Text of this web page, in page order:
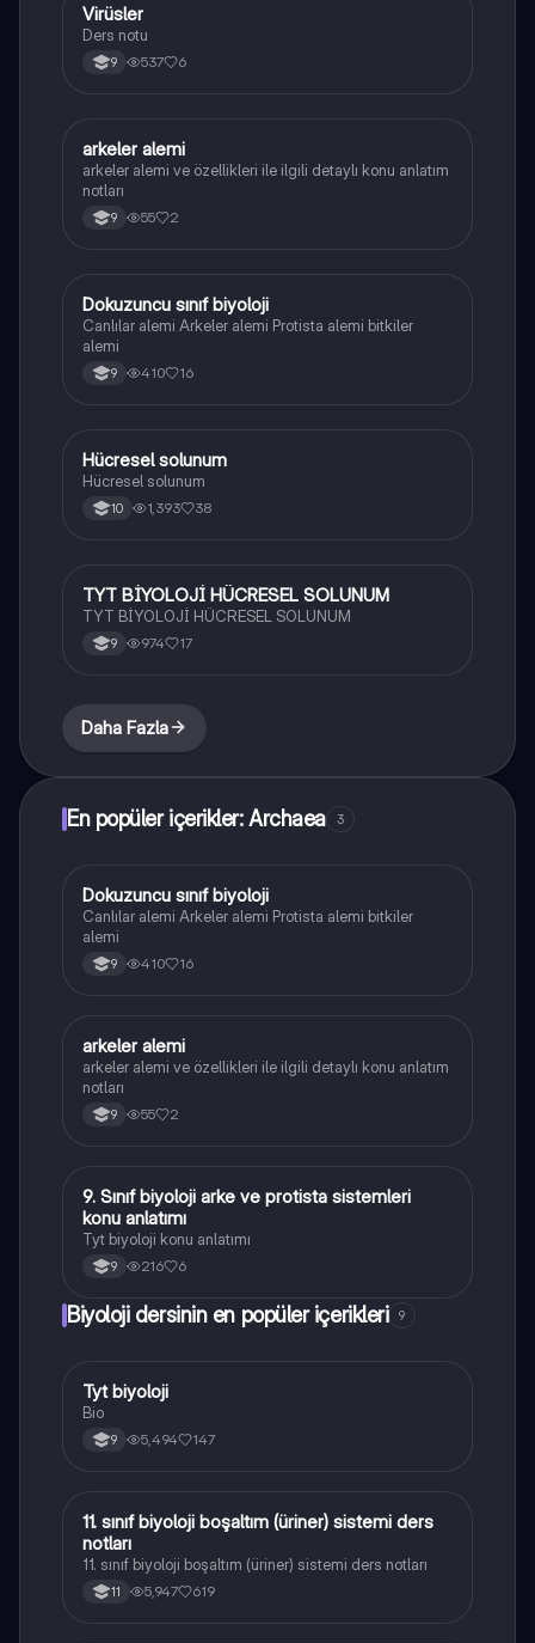
Biyoloji
Virüsler
Ders notu
9 537 6
Biyoloji
arkeler alemi
arkeler alemi ve özellikleri ile ilgili detaylı konu anlatım
notları
9 55 2
Biyoloji
Dokuzuncu sınıf biyoloji
Canlılar alemi Arkeler alemi Protista alemi bitkiler
alemi
9 410 16
Biyoloji
Hücresel solunum
Hücresel solunum
10 1,393 38
Biyoloji
TYT BİYOLOJİ HÜCRESEL SOLUNUM
TYT BİYOLOJİ HÜCRESEL SOLUNUM
9 974 17
Daha Fazla
En popüler içerikler: Archaea 3
Biyoloji
Dokuzuncu sınıf biyoloji
Canlılar alemi Arkeler alemi Protista alemi bitkiler
alemi
9 410 16
Biyoloji
arkeler alemi
arkeler alemi ve özellikleri ile ilgili detaylı konu anlatım
notları
9 55 2
Biyoloji
9. Sınıf biyoloji arke ve protista sistemleri
konu anlatımı
Tyt biyoloji konu anlatımı
9 216 6
Biyoloji dersinin en popüler içerikleri 9
Biyoloji
Tyt biyoloji
Bio
9 5,494 147
Biyoloji
11. sınıf biyoloji boşaltım (üriner) sistemi ders
notları
11. sınıf biyoloji boşaltım (üriner) sistemi ders notları
11 5,947 619